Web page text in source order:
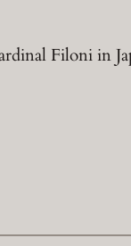
Filoni in